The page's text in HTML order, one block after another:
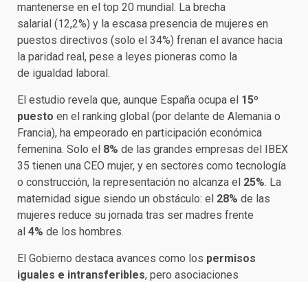
mantenerse en el top 20 mundial. La brecha
salarial (12,2%) y la escasa presencia de mujeres en
puestos directivos (solo el 34%) frenan el avance hacia
la paridad real, pese a leyes pioneras como la
de igualdad laboral.
El estudio revela que, aunque España ocupa el 15º
puesto en el ranking global (por delante de Alemania o
Francia), ha empeorado en participación económica
femenina. Solo el 8% de las grandes empresas del IBEX
35 tienen una CEO mujer, y en sectores como tecnología
o construcción, la representación no alcanza el 25%. La
maternidad sigue siendo un obstáculo: el 28% de las
mujeres reduce su jornada tras ser madres frente
al 4% de los hombres.
El Gobierno destaca avances como los permisos
iguales e intransferibles, pero asociaciones